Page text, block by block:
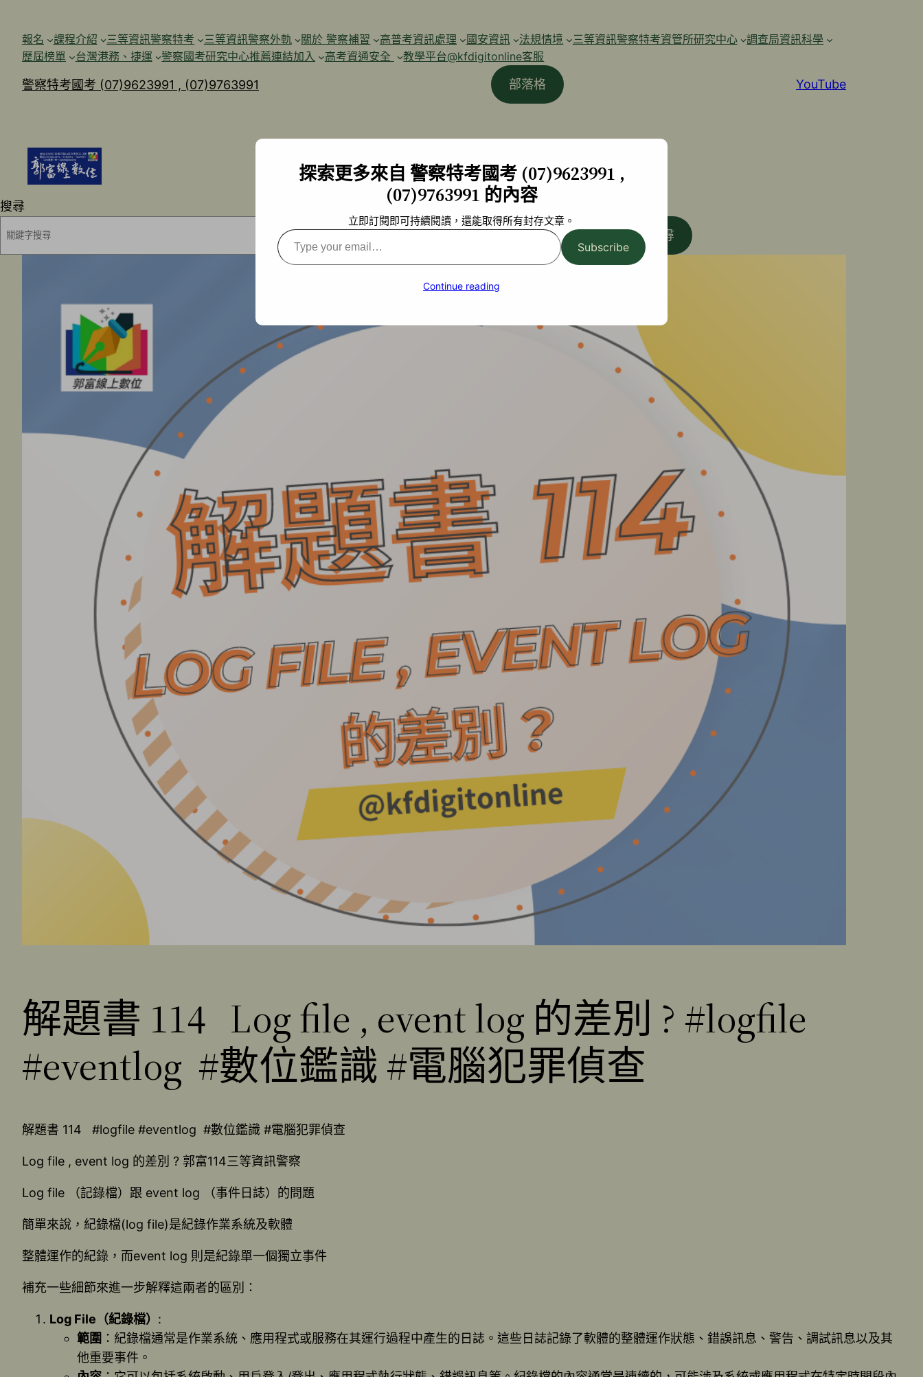
報名 課程介紹 三等資訊警察特考 三等資訊警察外軌 關於 警察補習 高普考資訊處理 國安資訊 法規情境 三等資訊警察特考資管所研究中心
調查局資訊科學
歷屆榜單
台灣港務、捷運 警察國考研究中心推薦連結加入 高考資通安全 教學平台@kfdigitonline客服
警察特考國考 (07)9623991 , (07)9763991 部落格 YouTube
搜尋
搜尋
解題書 114 Log file , event log 的差別 ? #logfile
#eventlog #數位鑑識 #電腦犯罪偵查
解題書 114 #logfile #eventlog #數位鑑識 #電腦犯罪偵查
Log file , event log 的差別 ? 郭富114三等資訊警察
Log file （記錄檔）跟 event log （事件日誌）的問題
簡單來說，紀錄檔(log file)是紀錄作業系統及軟體
整體運作的紀錄，而event log 則是紀錄單一個獨立事件
補充一些細節來進一步解釋這兩者的區別：
Log File （紀錄檔） :
範圍 ：紀錄檔通常是作業系統、應用程式或服務在其運行過程中產生的日誌。這些日誌記錄了軟體的整體運作狀態、錯誤訊息、警告、調試訊息以及其
他重要事件。
探索更多來自 警察特考國考 (07)9623991 ,
(07)9763991 的內容
立即訂閱即可持續閱讀，還能取得所有封存文章。
Type
your
Subscribe
Continue reading